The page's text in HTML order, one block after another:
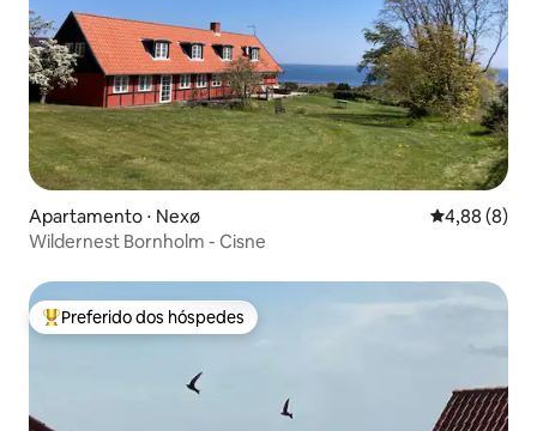
Apartamento ⋅ Nexø 4,88 de uma
4,88 (8)
Wildernest Bornholm - Cisne
Entre os melhores preferidos dos hóspedes
Preferido dos hóspedes